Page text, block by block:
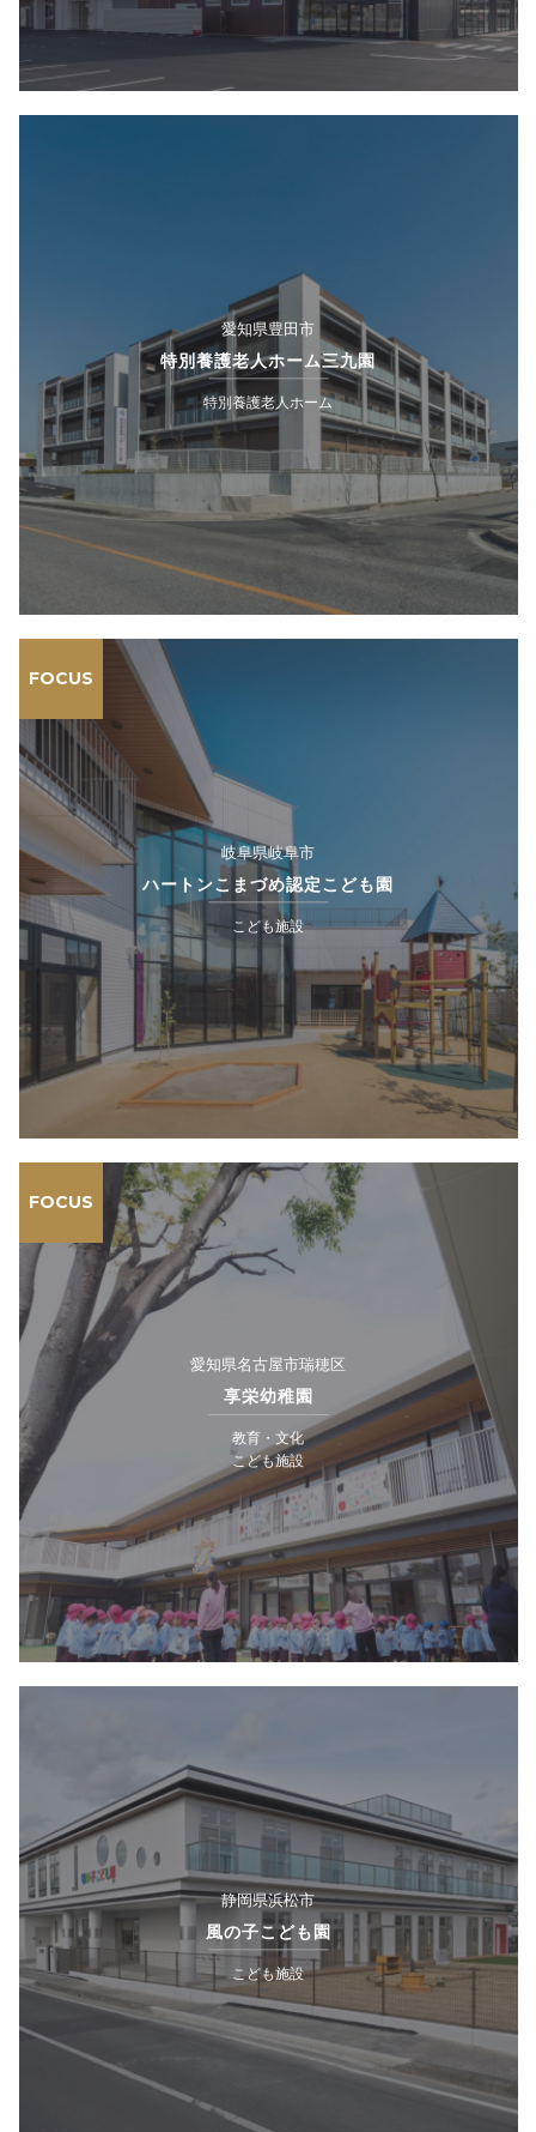
愛知県豊田市
特別養護老人ホーム三九園
特別養護老人ホーム
FOCUS
岐阜県岐阜市
ハートンこまづめ認定こども園
こども施設
FOCUS
愛知県名古屋市瑞穂区
享栄幼稚園
教育・文化
こども施設
静岡県浜松市
風の子こども園
こども施設